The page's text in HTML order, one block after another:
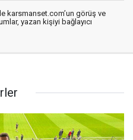
karsmanset.com’un görüş ve
yazan kişiyi bağlayıcı